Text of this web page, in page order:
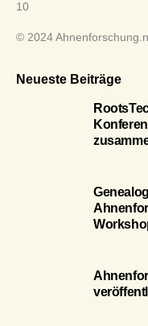
10
© 2024
Neueste Beiträge